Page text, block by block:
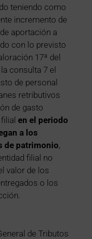
teniendo como
incremento de
aportación a
con lo previsto
17ª del
consulta 7 el
de personal
retributivos
de gasto
en el periodo
a los
de patrimonio,
filial no
valor de los
o los
de Tributos